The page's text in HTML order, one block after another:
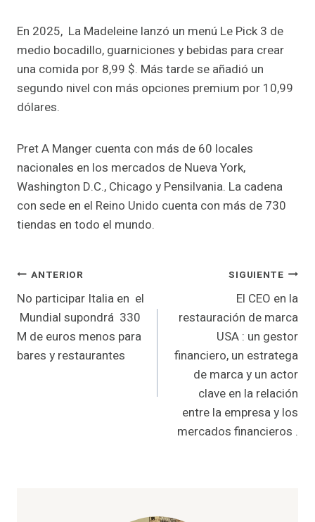
En 2025, La Madeleine lanzó un menú Le Pick 3 de
medio bocadillo, guarniciones y bebidas para crear
una comida por 8,99 $. Más tarde se añadió un
segundo nivel con más opciones premium por 10,99
dólares.
Pret A Manger cuenta con más de 60 locales
nacionales en los mercados de Nueva York,
Washington D.C., Chicago y Pensilvania. La cadena
con sede en el Reino Unido cuenta con más de 730
tiendas en todo el mundo.
Navegación
de
entradas
ANTERIOR
No participar Italia en el
Mundial supondrá 330
M de euros menos para
bares y restaurantes
SIGUIENTE
El CEO en la
restauración de marca
USA : un gestor
financiero, un estratega
de marca y un actor
clave en la relación
entre la empresa y los
mercados financieros .